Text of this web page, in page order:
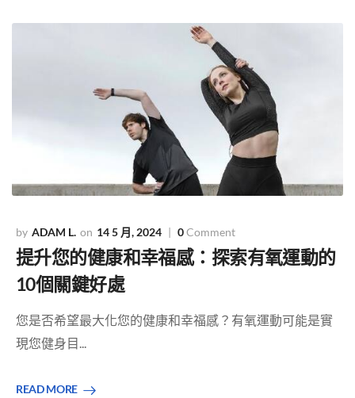
ADAM L. 14 5 月, 2024 0Comment
提升您的健康和幸福感：探索有氧運動的
10個關鍵好處
您是否希望最大化您的健康和幸福感？有氧運動可能是實
現您健身目...
READ MORE